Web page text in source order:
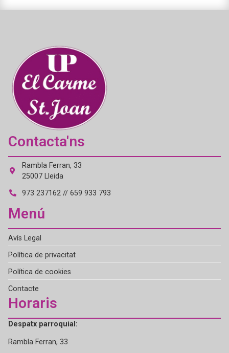
Contacta'ns
Rambla Ferran, 33
25007 Lleida
973 237162 // 659 933 793
Menú
Avís Legal
Política de privacitat
Política de cookies
Contacte
Horaris
Despatx parroquial:
Rambla Ferran, 33